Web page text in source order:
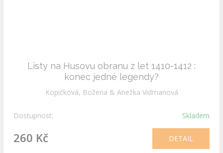
Listy na Husovu obranu z let 1410-1412 :
konec jedné legendy?
Kopičková, Božena & Anežka Vidmanová
Dostupnost: Skladem
260 Kč DETAIL